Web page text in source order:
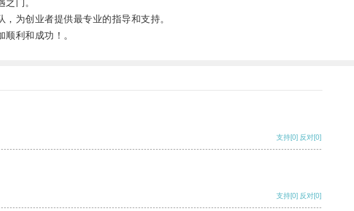
门。
为创业者提供最专业的指导和支持。
利和成功！。
支持[0] 反对[0]
支持[0] 反对[0]